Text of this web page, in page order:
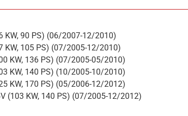
KW, 90 PS) (06/2007-12/2010)
KW, 105 PS) (07/2005-12/2010)
KW, 136 PS) (07/2005-05/2010)
KW, 140 PS) (10/2005-10/2010)
KW, 170 PS) (05/2006-12/2012)
(103 KW, 140 PS) (07/2005-12/2012)